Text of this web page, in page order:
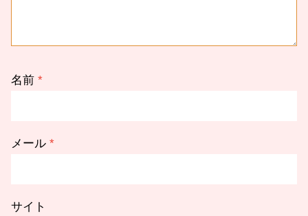
名前 *
メール *
サイト